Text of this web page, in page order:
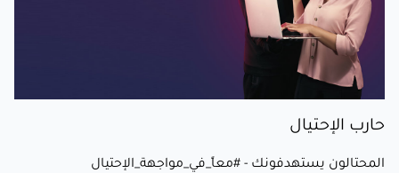
حارب الإحتيال
المحتالون يستهدفونك - #معاً_في_مواجهة_الإحتيال